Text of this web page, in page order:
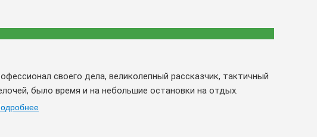
своего дела, великолепный рассказчик, тактичный
было время и на небольшие остановки на отдых.